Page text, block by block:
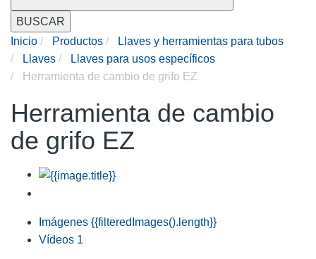
BUSCAR
Inicio
Productos
Llaves y herramientas para tubos
Llaves
Llaves para usos específicos
Herramienta de cambio de grifo EZ
Herramienta de cambio
de grifo EZ
Imágenes {{filteredImages().length}}
Vídeos 1